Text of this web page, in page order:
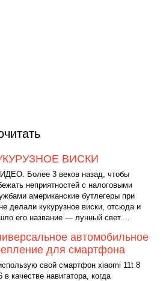
ВИСКИ
Более 3 веков назад, чтобы
неприятностей с налоговыми
американские бутлегеры при
делали кукурузное виски, отсюда и
его название — лунный свет....
автомобильное
для смартфона
свой смартфон xiaomi 11t 8
в качестве навигатора, когда